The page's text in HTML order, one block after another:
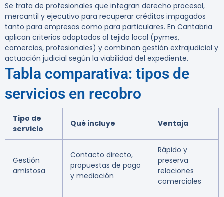
Se trata de profesionales que integran derecho procesal,
mercantil y ejecutivo para recuperar créditos impagados
tanto para empresas como para particulares. En Cantabria
aplican criterios adaptados al tejido local (pymes,
comercios, profesionales) y combinan gestión extrajudicial y
actuación judicial según la viabilidad del expediente.
Tabla comparativa: tipos de
servicios en recobro
Tipo de
servicio
Qué incluye Ventaja
Gestión
amistosa
Contacto directo,
propuestas de pago
y mediación
Rápido y
preserva
relaciones
comerciales